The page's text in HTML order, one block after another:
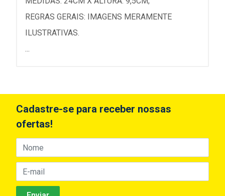
REGRAS GERAIS: IMAGENS MERAMENTE
ILUSTRATIVAS.
...
Cadastre-se para receber nossas
ofertas!